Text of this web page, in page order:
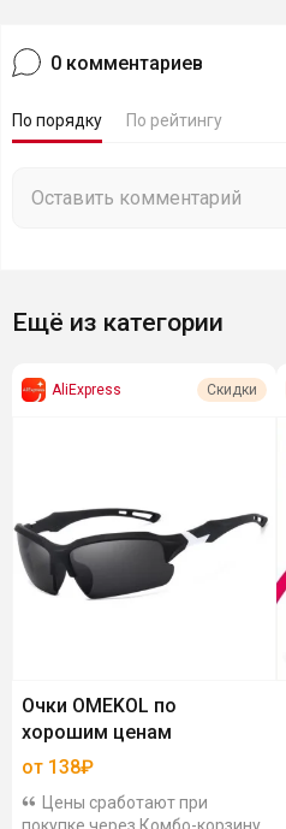
0 комментариев
По порядку По рейтингу
Ещё из категории
AliExpress Скидки
Очки OMEKOL по
хорошим ценам
от 138₽
Цены сработают при